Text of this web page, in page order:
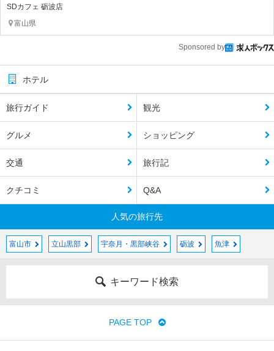
SDカフェ 砺波店
富山県
Sponsored by
ホテル
旅行ガイド 観光
グルメ ショッピング
交通 旅行記
クチコミ Q&A
人気の旅行先
富山市 立山黒部 宇奈月・黒部峡谷 砺波 魚津
キーワード検索
PAGE TOP